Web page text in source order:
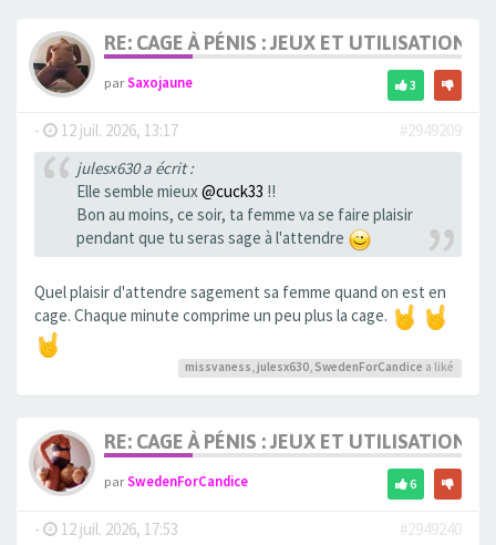
RE: CAGE À PÉNIS : JEUX ET UTILISATION,
parSaxojaune 3
- 12 juil. 2026, 13:17
#2949209
julesx630 a écrit :
Elle semble mieux@cuck33 !!
Bon au moins, ce soir, ta femme va se faire plaisir
pendant que tu seras sage à l'attendre
Quel plaisir d'attendre sagement sa femme quand on est en
cage. Chaque minute comprime un peu plus la cage.
missvaness, julesx630, SwedenForCandice a liké
RE: CAGE À PÉNIS : JEUX ET UTILISATION,
parSwedenForCandice 6
- 12 juil. 2026, 17:53
#2949240